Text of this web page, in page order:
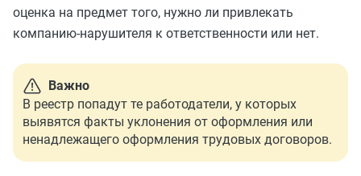
оценка на предмет того, нужно ли привлекать
компанию-нарушителя к ответственности или нет.
Важно
В реестр попадут те работодатели, у которых
выявятся факты уклонения от оформления или
ненадлежащего оформления трудовых договоров.